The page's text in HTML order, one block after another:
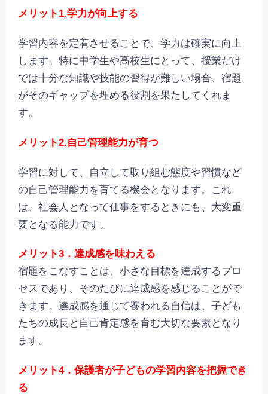
メリット1.学力が向上する
学習内容を定着させることで、学力は確実に向上
します。特に中学生や高校生にとって、授業だけ
では十分な知識や技能の習得が難しい場合、宿題
がそのギャップを埋める役割を果たしてくれま
す。
メリット2.自己管理能力が育つ
学習に対して、自立して取り組む態度や習慣など
の自己管理能力を育てる機会となります。これ
は、社会人となって仕事をするときにも、大変重
要となる能力です。
メリット3．達成感を味わえる
宿題をこなすことは、小さな目標を達成するプロ
セスであり、そのたびに達成感を感じることがで
きます。達成感を通じて養われる自信は、子ども
たちの成長と自己肯定感を育む大切な要素となり
ます。
メリット4．保護者が子どもの学習内容を把握でき
る